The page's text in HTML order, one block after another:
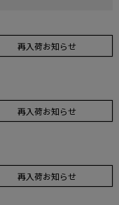
再入荷お知らせ
再入荷お知らせ
再入荷お知らせ